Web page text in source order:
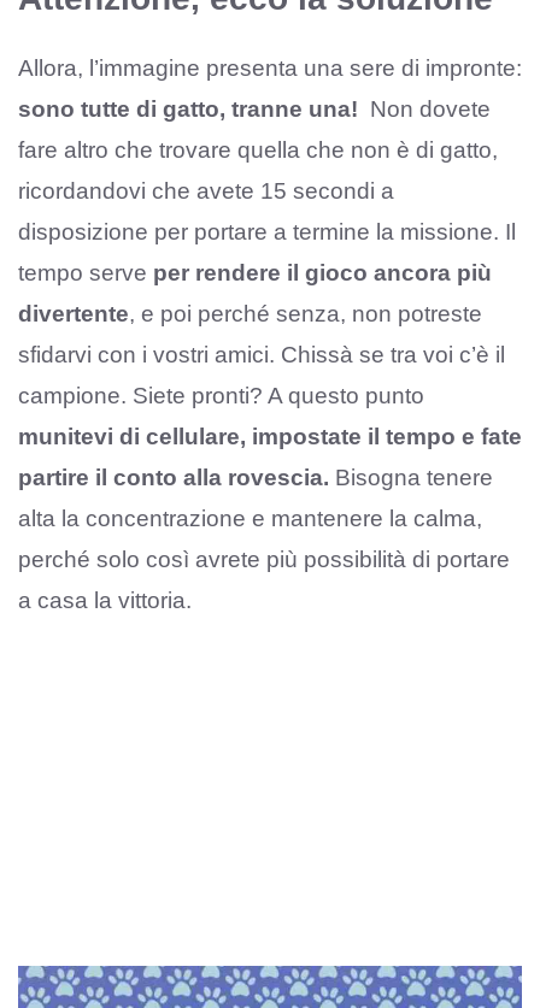
Allora, l’immagine presenta una sere di impronte:
sono tutte di gatto, tranne una! Non dovete
fare altro che trovare quella che non è di gatto,
ricordandovi che avete 15 secondi a
disposizione per portare a termine la missione. Il
tempo serve per rendere il gioco ancora più
divertente, e poi perché senza, non potreste
sfidarvi con i vostri amici. Chissà se tra voi c’è il
campione. Siete pronti? A questo punto
munitevi di cellulare, impostate il tempo e fate
partire il conto alla rovescia. Bisogna tenere
alta la concentrazione e mantenere la calma,
perché solo così avrete più possibilità di portare
a casa la vittoria.